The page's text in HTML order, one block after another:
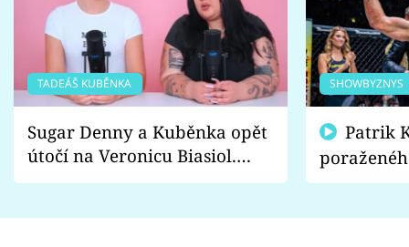
TADEÁŠ KUBĚNKA
Sugar Denny a Kuběnka opět
útočí na Veronicu Biasiol.
Proč je podle nich falešná a
SHOWBYZNYS
fanoušci